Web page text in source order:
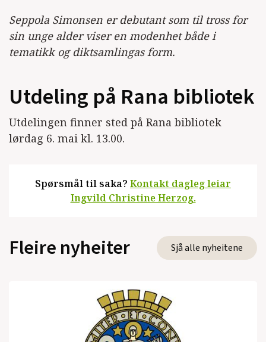
Seppola Simonsen er debutant som til tross for
sin unge alder viser en modenhet både i
tematikk og diktsamlingas form.
Utdeling på Rana bibliotek
Utdelingen finner sted på Rana bibliotek
lørdag 6. mai kl. 13.00.
Spørsmål til saka? Kontakt dagleg leiar
Ingvild Christine Herzog.
Fleire nyheiter Sjå alle nyheitene